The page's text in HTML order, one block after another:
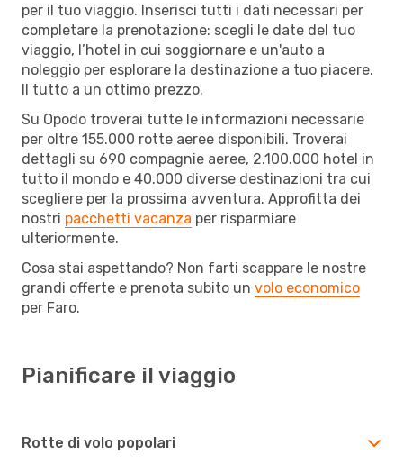
per il tuo viaggio. Inserisci tutti i dati necessari per
completare la prenotazione: scegli le date del tuo
viaggio, l’hotel in cui soggiornare e un'auto a
noleggio per esplorare la destinazione a tuo piacere.
Il tutto a un ottimo prezzo.
Su Opodo troverai tutte le informazioni necessarie
per oltre 155.000 rotte aeree disponibili. Troverai
dettagli su 690 compagnie aeree, 2.100.000 hotel in
tutto il mondo e 40.000 diverse destinazioni tra cui
scegliere per la prossima avventura. Approfitta dei
nostri pacchetti vacanza per risparmiare
ulteriormente.
Cosa stai aspettando? Non farti scappare le nostre
grandi offerte e prenota subito un volo economico
per Faro.
Pianificare il viaggio
Rotte di volo popolari